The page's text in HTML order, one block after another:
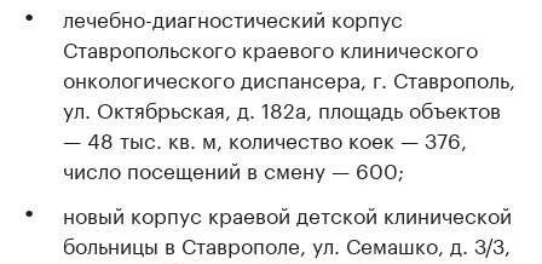
лечебно-диагностический корпус
Ставропольского краевого клинического
онкологического диспансера, г. Ставрополь,
ул. Октябрьская, д. 182а, площадь объектов
— 48 тыс. кв. м, количество коек — 376,
число посещений в смену — 600;
новый корпус краевой детской клинической
больницы в Ставрополе, ул. Семашко, д. 3/3,